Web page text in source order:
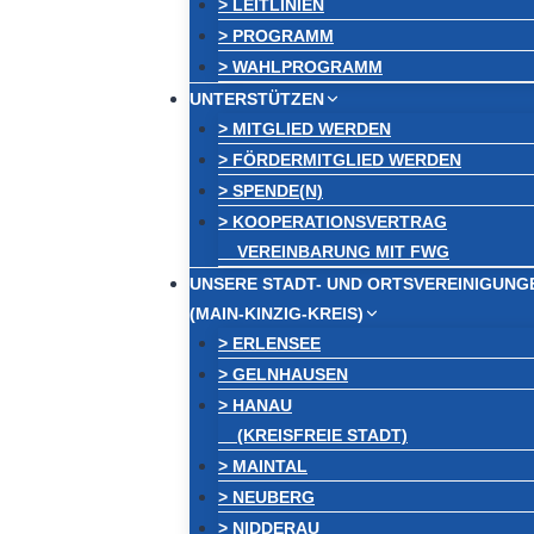
> LEITLINIEN
> PROGRAMM
> WAHLPROGRAMM
UNTERSTÜTZEN
> MITGLIED WERDEN
> FÖRDERMITGLIED WERDEN
> SPENDE(N)
> KOOPERATIONSVERTRAG
VEREINBARUNG MIT FWG
UNSERE STADT- UND
(MAIN-KINZIG-KREIS)
> ERLENSEE
> GELNHAUSEN
> HANAU
(KREISFREIE STADT)
> MAINTAL
> NEUBERG
> NIDDERAU